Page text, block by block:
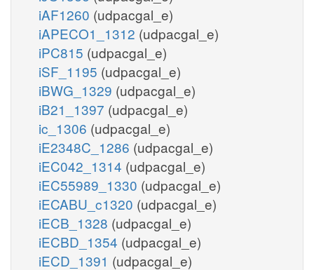
iAF1260 (udpacgal_e)
iAPECO1_1312 (udpacgal_e)
iPC815 (udpacgal_e)
iSF_1195 (udpacgal_e)
iBWG_1329 (udpacgal_e)
iB21_1397 (udpacgal_e)
ic_1306 (udpacgal_e)
iE2348C_1286 (udpacgal_e)
iEC042_1314 (udpacgal_e)
iEC55989_1330 (udpacgal_e)
iECABU_c1320 (udpacgal_e)
iECB_1328 (udpacgal_e)
iECBD_1354 (udpacgal_e)
iECD_1391 (udpacgal_e)